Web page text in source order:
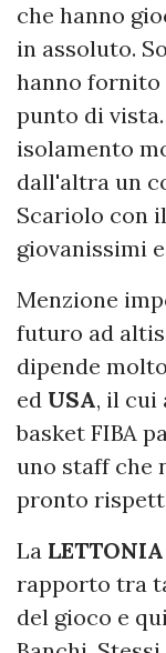
che hanno
in assoluto.
hanno fornito
punto di
isolamento
dall'altra un
Scariolo con
giovanissimi
Menzione
futuro ad
dipende
ed USA, il cui
basket FIBA
uno staff che
pronto
La LETTONIA
rapporto tra
del gioco e